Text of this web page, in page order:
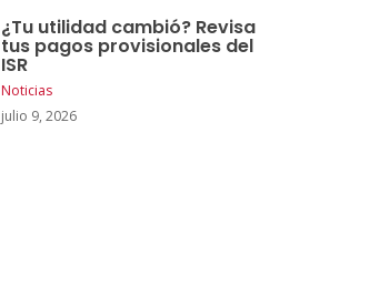
¿Tu utilidad cambió? Revisa
tus pagos provisionales del
ISR
Noticias
julio 9, 2026